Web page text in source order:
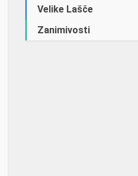
Velike Lašče
Zanimivosti